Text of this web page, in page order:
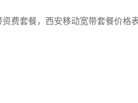
费套餐，西安移动宽带套餐价格